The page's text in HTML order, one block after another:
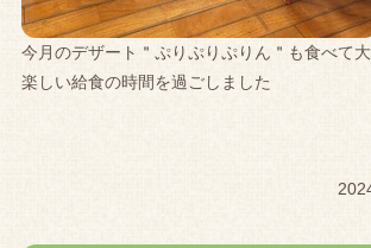
今月のデザート＂ぷりぷりぷりん＂も食べて大
楽しい給食の時間を過ごしました